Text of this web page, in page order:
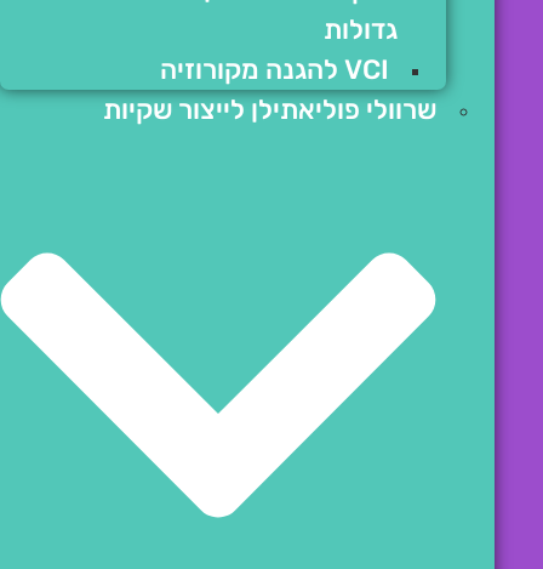
גדולות
VCI להגנה מקורוזיה
שרוולי פוליאתילן לייצור שקיות